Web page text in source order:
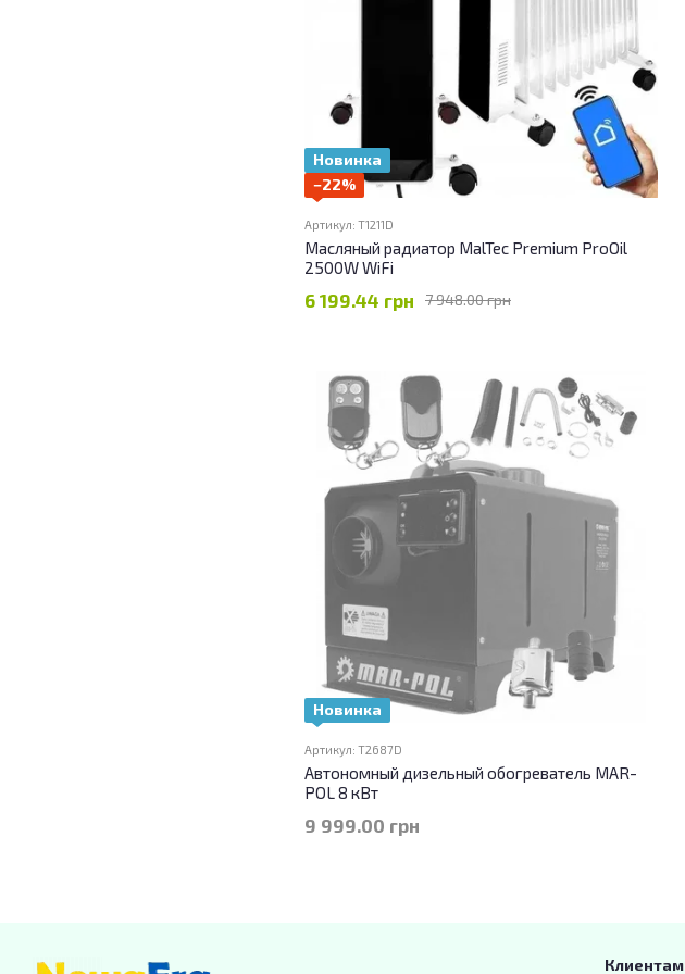
Новинка
−22%
Артикул: T1211D
Масляный радиатор MalTec Premium ProOil
2500W WiFi
7 948.00 грн
6 199.44 грн
Новинка
Артикул: T2687D
Автономный дизельный обогреватель MAR-
POL 8 кВт
9 999.00 грн
Клиентам